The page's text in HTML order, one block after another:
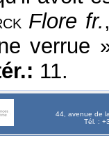
Flore fr.
verrue
11.
44, avenue de
Tél. :